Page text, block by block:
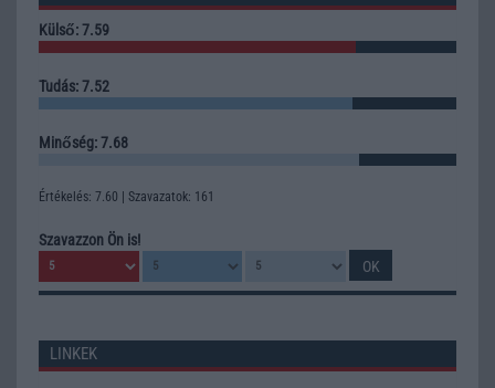
Külső: 7.59
Tudás: 7.52
Minőség: 7.68
Értékelés: 7.60 | Szavazatok: 161
Szavazzon Ön is!
LINKEK